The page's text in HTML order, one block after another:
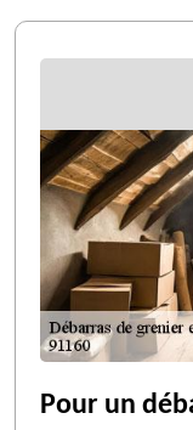
Pour un